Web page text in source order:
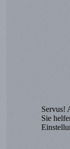
Servus!
Sie